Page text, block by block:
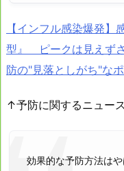
【インフル感染爆発】
型』 ピークは見えず
防の"見落としがち"な
↑予防に関するニュース
効果的な予防方法は